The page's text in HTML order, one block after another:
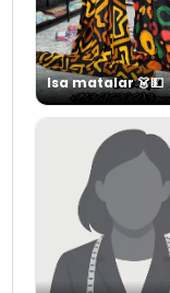
Isa matalar 👗💵